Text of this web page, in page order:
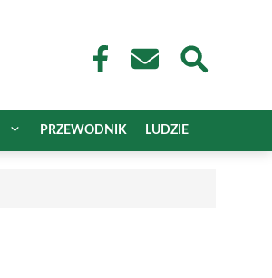
PRZEWODNIK LUDZIE